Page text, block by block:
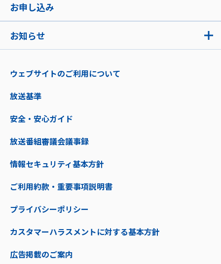
お知らせ
お申し込み
ウェブサイトのご利用について
放送基準
安全・安心ガイド
放送番組審議会議事録
情報セキュリティ基本方針
ご利用約款・重要事項説明書
プライバシーポリシー
カスタマーハラスメントに対する基本方針
広告掲載のご案内